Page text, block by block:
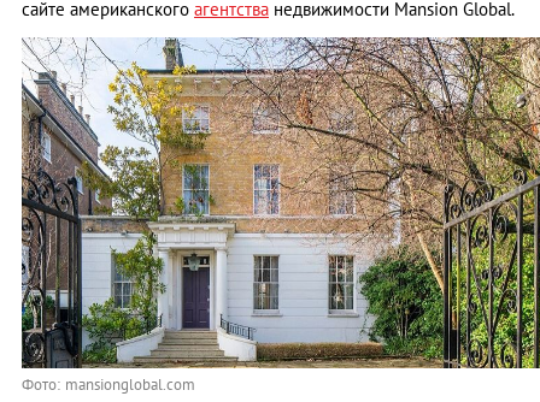
сайте американского агентства недвижимости Mansion Global.
Фото: mansionglobal.com